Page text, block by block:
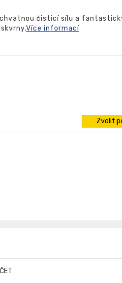
čisticí sílu a
Více informací
Zvolit